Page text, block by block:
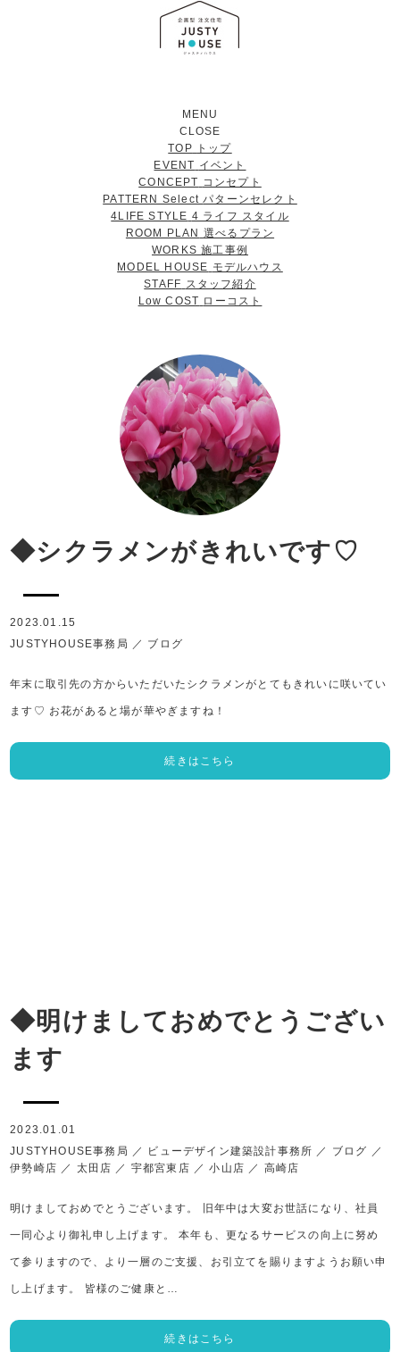
MENU
CLOSE
TOP
トップ
EVENT イベント
CONCEPT コンセプト
PATTERN Select パターンセレクト
4LIFE STYLE 4 ライフ スタイル
ROOM PLAN 選べるプラン
WORKS 施工事例
MODEL HOUSE モデルハウス
STAFF スタッフ紹介
Low COST ローコスト
◆シクラメンがきれいです♡
2023.01.15
JUSTYHOUSE事務局 ／ ブログ
年末に取引先の方からいただいたシクラメンがとてもきれいに咲いてい
ます♡ お花があると場が華やぎますね！
続きはこちら
◆明けましておめでとうござい
ます
2023.01.01
JUSTYHOUSE事務局 ／ ビューデザイン建築設計事務所 ／ ブログ ／
伊勢崎店 ／ 太田店 ／ 宇都宮東店 ／小山店 ／ 高崎店
明けましておめでとうございます。 旧年中は大変お世話になり、社員
一同心より御礼申し上げます。 本年も、更なるサービスの向上に努め
て参りますので、より一層のご支援、お引立てを賜りますようお願い申
し上げます。 皆様のご健康と…
続きはこちら